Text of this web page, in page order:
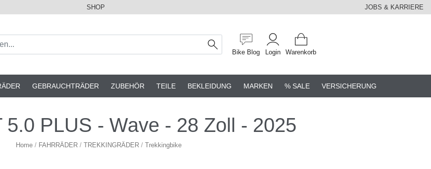
SHOP JOBS & KARRIERE
Bike Blog Login Warenkorb
GEBRAUCHTRÄDER ZUBEHÖR TEILE BEKLEIDUNG MARKEN % SALE VERSICHERUNG
5.0 PLUS - Wave - 28 Zoll - 2025
Home/ FAHRRÄDER/ TREKKINGRÄDER/ Trekkingbike